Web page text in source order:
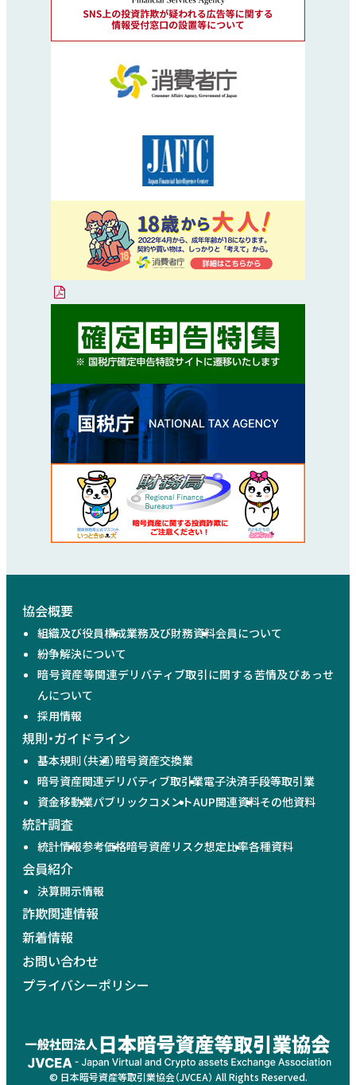
協会概要
組織及び役員構成業務及び財務資料会員について
紛争解決について
暗号資産等関連デリバティブ取引に関する苦情及びあっせ
んについて
採用情報
規則・ガイドライン
基本規則（共通）暗号資産交換業
暗号資産関連デリバティブ取引業電子決済手段等取引業
資金移動業パブリックコメントAUP関連資料その他資料
統計調査
統計情報参考価格暗号資産リスク想定比率各種資料
会員紹介
決算開示情報
詐欺関連情報
新着情報
お問い合わせ
プライバシーポリシー
© 日本暗号資産等取引業協会（JVCEA） All Rights Reserved.